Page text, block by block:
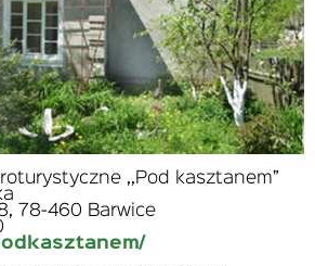
,,Pod kasztanem”
78-460 Barwice